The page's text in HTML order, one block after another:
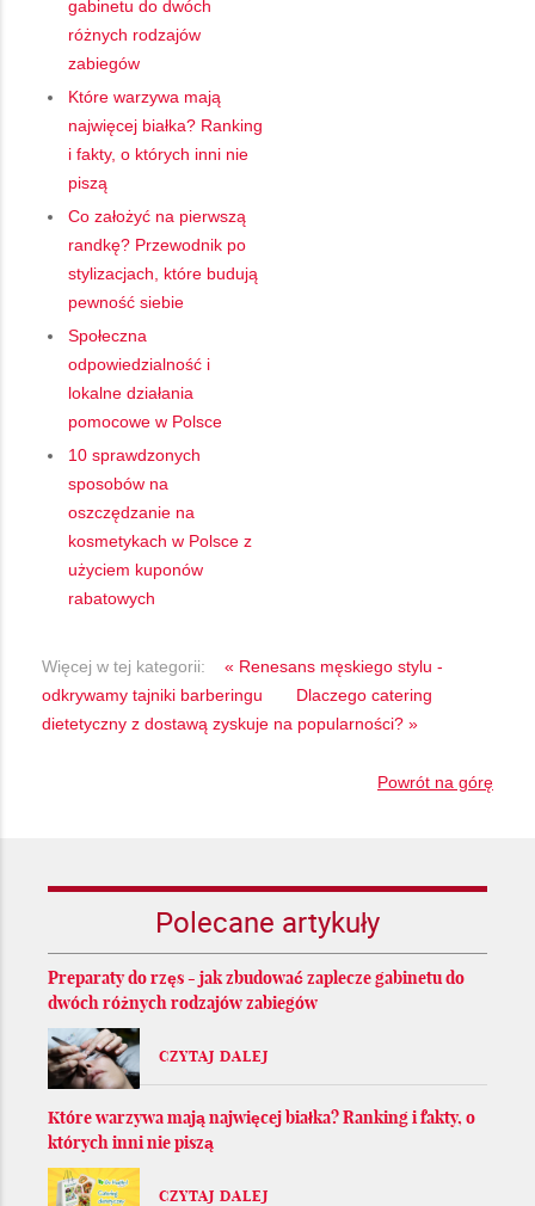
gabinetu do dwóch
różnych rodzajów
zabiegów
Które warzywa mają
najwięcej białka? Ranking
i fakty, o których inni nie
piszą
Co założyć na pierwszą
randkę? Przewodnik po
stylizacjach, które budują
pewność siebie
Społeczna
odpowiedzialność i
lokalne działania
pomocowe w Polsce
10 sprawdzonych
sposobów na
oszczędzanie na
kosmetykach w Polsce z
użyciem kuponów
rabatowych
Więcej w tej kategorii:
« Renesans męskiego stylu -
odkrywamy tajniki barberingu
Dlaczego catering
dietetyczny z dostawą zyskuje na popularności? »
Powrót na górę
Polecane artykuły
Preparaty do rzęs - jak zbudować zaplecze gabinetu do
dwóch różnych rodzajów zabiegów
CZYTAJ DALEJ
Które warzywa mają najwięcej białka? Ranking i fakty, o
których inni nie piszą
CZYTAJ DALEJ